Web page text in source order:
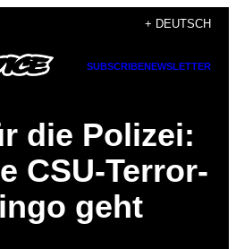
+ DEUTSCH
SUBSCRIBENEWSLETTER
die Polizei:
CSU-Terror-
geht